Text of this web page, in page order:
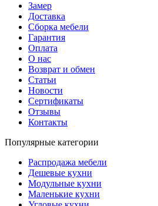
Замер
Доставка
Сборка мебели
Гарантия
Оплата
О нас
Возврат и обмен
Статьи
Новости
Сертификаты
Отзывы
Контакты
Популярные категории
Распродажа мебели
Дешевые кухни
Модульные кухни
Маленькие кухни